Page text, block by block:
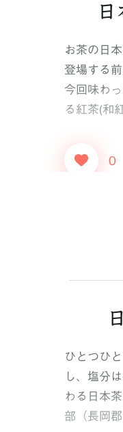
お茶の日
登場する
今回味わ
る紅茶(和
0
ひとつひ
し、塩分
わる日本
部（長岡